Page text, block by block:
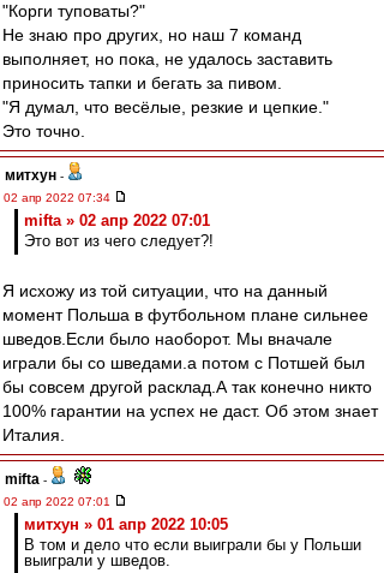
"Корги туповаты?"
Не знаю про других, но наш 7 команд
выполняет, но пока, не удалось заставить
приносить тапки и бегать за пивом.
"Я думал, что весёлые, резкие и цепкие."
Это точно.
митхун -
02 апр 2022 07:34
mifta » 02 апр 2022 07:01
Это вот из чего следует?!
Я исхожу из той ситуации, что на данный
момент Польша в футбольном плане сильнее
шведов.Если было наоборот. Мы вначале
играли бы со шведами.а потом с Потшей был
бы совсем другой расклад.А так конечно никто
100% гарантии на успех не даст. Об этом знает
Италия.
mifta -
02 апр 2022 07:01
митхун » 01 апр 2022 10:05
В том и дело что если выиграли бы у Польши
выиграли у шведов.